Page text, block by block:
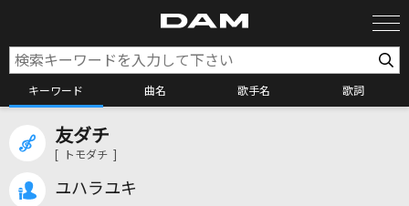
キーワード 曲名 歌手名 歌詞
友ダチ
[ トモダチ ]
ユハラユキ